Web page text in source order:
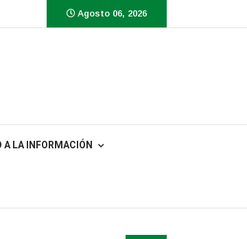
Agosto 06, 2026
A LA INFORMACIÓN